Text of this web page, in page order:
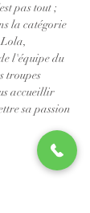
pas tout ;
la catégorie
l'équipe du
troupes
accueillir
sa passion